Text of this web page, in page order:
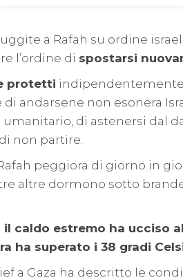
a Rafah su ordine
l’ordine di spostarsi
protetti indipendentemente
andarsene non esonera
di astenersi dal
non partire.
peggiora di giorno in
altre dormono sotto
il caldo estremo ha ucciso
ha superato i 38 gradi
a Gaza ha descritto le